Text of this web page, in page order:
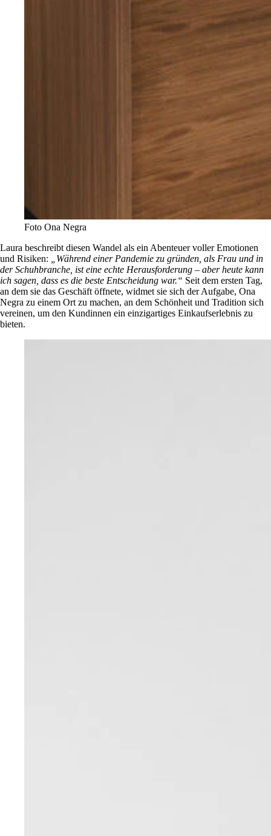
Foto Ona Negra
Laura beschreibt diesen Wandel als ein Abenteuer voller Emotionen
und Risiken: „Während einer Pandemie zu gründen, als Frau und in
der Schuhbranche, ist eine echte Herausforderung – aber heute kann
ich sagen, dass es die beste Entscheidung war.“ Seit dem ersten Tag,
an dem sie das Geschäft öffnete, widmet sie sich der Aufgabe, Ona
Negra zu einem Ort zu machen, an dem Schönheit und Tradition sich
vereinen, um den Kundinnen ein einzigartiges Einkaufserlebnis zu
bieten.